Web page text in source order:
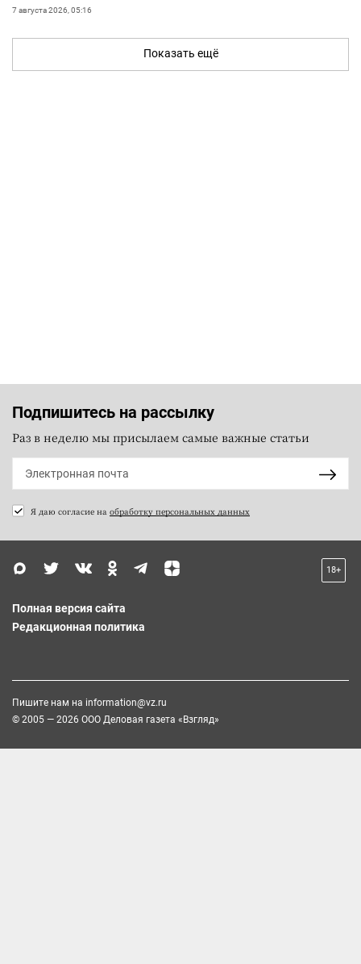
7 августа 2026, 05:16
Показать ещё
Подпишитесь на рассылку
Раз в неделю мы присылаем самые важные статьи
Я даю согласие на обработку персональных данных
18+
Полная версия сайта
Редакционная политика
Пишите нам на information@vz.ru
© 2005 — 2026 ООО Деловая газета «Взгляд»